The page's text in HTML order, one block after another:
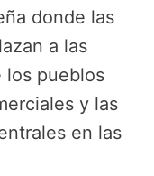
donde las
a las
los pueblos
y las
en las